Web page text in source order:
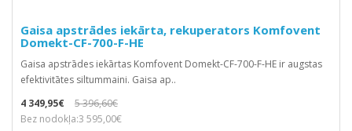
Gaisa apstrādes iekārta, rekuperators Komfovent
Domekt-CF-700-F-HE
Gaisa apstrādes iekārtas Komfovent Domekt-CF-700-F-HE ir augstas
efektivitātes siltummaini. Gaisa ap..
4 349,95€
5 396,60€
Bez nodokļa:3 595,00€